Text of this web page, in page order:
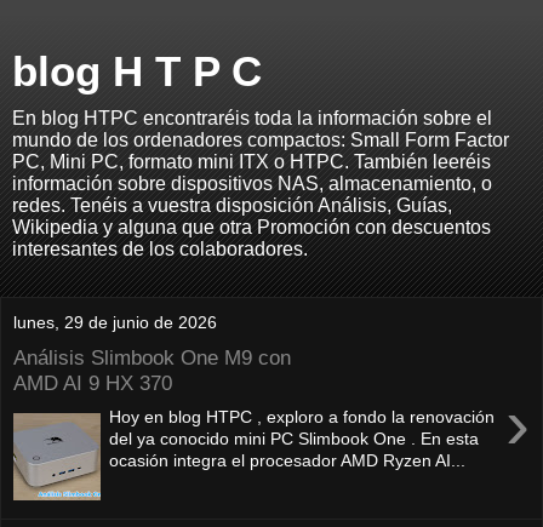
blog H T P C
En blog HTPC encontraréis toda la información sobre el
mundo de los ordenadores compactos: Small Form Factor
PC, Mini PC, formato mini ITX o HTPC. También leeréis
información sobre dispositivos NAS, almacenamiento, o
redes. Tenéis a vuestra disposición Análisis, Guías,
Wikipedia y alguna que otra Promoción con descuentos
interesantes de los colaboradores.
lunes, 29 de junio de 2026
Análisis Slimbook One M9 con
AMD AI 9 HX 370
›
Hoy en blog HTPC , exploro a fondo la renovación
del ya conocido mini PC Slimbook One . En esta
ocasión integra el procesador AMD Ryzen AI...